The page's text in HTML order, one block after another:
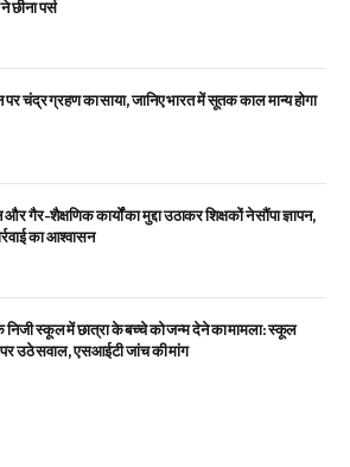
छीना पर्स
पर चंद्र ग्रहण का साया, जानिए भारत में सूतक काल मान्य होगा
गैर-शैक्षणिक कार्यों का मुद्दा उठाकर शिक्षकों ने सौंपा ज्ञापन,
का आश्वासन
निजी स्कूल में छात्रा के बच्चे को जन्म देने का मामला: स्कूल
उठे सवाल, एसआईटी जांच की मांग